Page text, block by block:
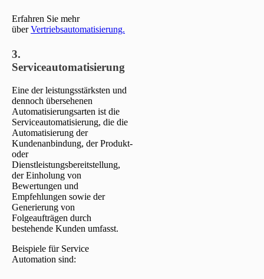
Erfahren Sie mehr
überVertriebsautomatisierung.
3.
Serviceautomatisierung
Eine der leistungsstärksten und
dennoch übersehenen
Automatisierungsarten ist die
Serviceautomatisierung, die die
Automatisierung der
Kundenanbindung, der Produkt-
oder
Dienstleistungsbereitstellung,
der Einholung von
Bewertungen und
Empfehlungen sowie der
Generierung von
Folgeaufträgen durch
bestehende Kunden umfasst.
Beispiele für Service
Automation sind: